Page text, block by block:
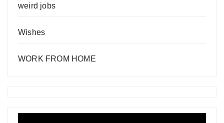
weird jobs
Wishes
WORK FROM HOME